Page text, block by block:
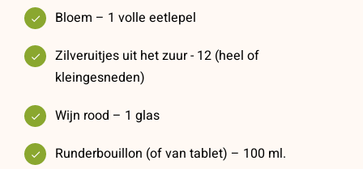
Bloem – 1 volle eetlepel
Zilveruitjes uit het zuur - 12 (heel of
kleingesneden)
Wijn rood – 1 glas
Runderbouillon (of van tablet) – 100 ml.